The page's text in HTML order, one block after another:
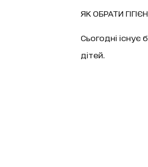
ЯК ОБРАТИ
Сьогодні існує
дітей.